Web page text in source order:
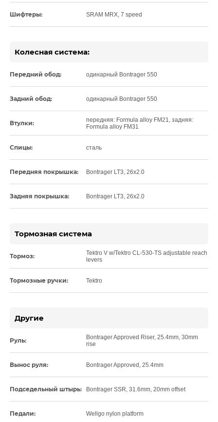
Шифтеры: SRAM MRX, 7 speed
Колесная система:
Передний обод: одинарный Bontrager 550
Задний обод: одинарный Bontrager 550
Втулки:
передняя: Formula alloy FM21, задняя:
Formula alloy FM31
Спицы: сталь
Передняя покрышка: Bontrager LT3, 26x2.0
Задняя покрышка: Bontrager LT3, 26x2.0
Тормозная система
Тормоз:
Tektro V w/Tektro CL-530-TS adjustable reach
levers
Тормозные ручки: Tektro
Другие
Руль:
Bontrager Approved Riser, 25.4mm, 30mm
rise
Вынос руля: Bontrager Approved, 25.4mm
Подседельный штырь: Bontrager SSR, 31.6mm, 20mm offset
Педали: Wellgo nylon platform